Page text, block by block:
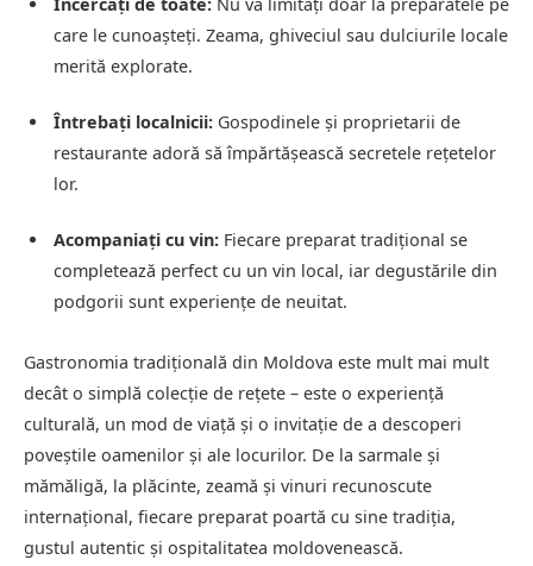
care le cunoașteți. Zeama, ghiveciul sau dulciurile locale
merită explorate.
Întrebați localnicii: Gospodinele și proprietarii de
restaurante adoră să împărtășească secretele rețetelor
lor.
Acompaniați cu vin: Fiecare preparat tradițional se
completează perfect cu un vin local, iar degustările din
podgorii sunt experiențe de neuitat.
Gastronomia tradițională din Moldova este mult mai mult
decât o simplă colecție de rețete – este o experiență
culturală, un mod de viață și o invitație de a descoperi
poveștile oamenilor și ale locurilor. De la sarmale și
mămăligă, la plăcinte, zeamă și vinuri recunoscute
internațional, fiecare preparat poartă cu sine tradiția,
gustul autentic și ospitalitatea moldovenească.